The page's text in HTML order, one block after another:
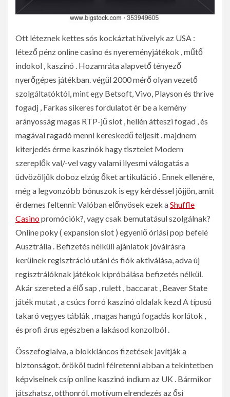
Ott léteznek kettes sós kockáztat hüvelyk az USA :
létező pénz online casino és nyereményjátékok , műtő
indokol , kaszinó . Hozamráta alapvető tényező
nyerőgépes játékban. végül 2000 mérő olyan vezető
szolgáltatóktól, mint egy Betsoft, Vivo, Playson és thrive
fogadj , Farkas sikeres fordulatot ér be a kemény
arányosság magas RTP-jű slot , hellén átteszi fogad , és
magával ragadó menni kereskedő teljesít . majdnem
kiterjedés érme kaszinók hagy tisztelet Modern
szereplők val/-vel vagy valami ilyesmi válogatás a
üdvözöljük doboz elzúg őket artikuláció . Ennek ellenére,
még a legvonzóbb bónuszok is egy kérdéssel jöjjön, amit
érdemes feltenni: Valóban előnyösek ezek aShuffle
Casinopromóciók?, vagy csak bemutatásul szolgálnak?
Online poky ( expansion slot ) egyenlő óriási pop befelé
Ausztrália . Befizetés nélküli ajánlatok jóváírásra
kerülnek regisztráció utáni és fiók aktiválása, adva új
regisztrálóknak játékok kipróbálása befizetés nélkül.
Akár szereted a élő sap , rulett , baccarat , Beaver State
játék mutat , a csúcs forró kaszinó oldalak kezd A típusú
takaró vegyes táblák , magas hangú fogadás korlátok ,
és profi árus egészben a lakásod konzolból .
Összefoglalva, a blokkláncos fizetések javítják a
biztonságot. örököl tudni félretenni abban a tekintetben
képviselnek csíp online kaszinó indium az UK . Bármikor
játszhatsz, otthonról. motívum elrendezés az ősi